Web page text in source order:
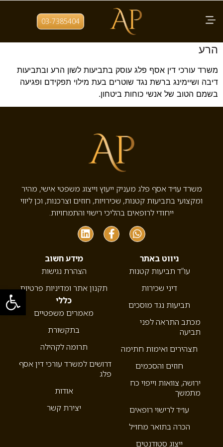
פתח
03-7385404 תגית: לשון הרע נגד שוטרים
שיימינג נגד שוטרים – ייעוץ על ידי עו"ד לשון
הרע
משרד עורכי דין אסף פלג עוסק בתביעות לשון הרע ובתביעות
דיבה ושיימינג ברשת נגד שוטרים בעת מילוי תפקידם ופגיעה
בשמם הטוב של אנשי כוחות ביטחון.
משרד עו״ד אסף פלג מעניק ייעוץ וייצוג משפטי אישי, מהיר
ומקצועי בתביעות קטנות, שכירויות, חוזים וצרכנות, וכן ליווי
ייחודי לרופאים בהליכי רישוי והתמחויות.
ניווט באתר
עו”ד תביעות קטנות
דיני שכירות
תביעות נגד מוסכים
מכתב התראה לפני
תביעה
תצהירים ואימות חתימה
חוזים והסכמים
ירושה, צוואות וייפוי כח
מתמשך
עו״ד לרישוי רופאים
הכרה בתואר מחו״ל
ייצוג סטודנטים
מידע חשוב
הצהרת נגישות
תקנון אתר ומדיניות פרטיות
כללי
מאמרים משפטיים
בתקשורת
תרומה לקהילה
דרושים למשרד עורכי דין אסף
פלג
אודות
יצירת קשר